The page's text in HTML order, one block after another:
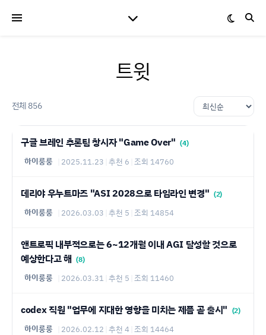
트윗
전체 856
구글 브레인 추론팀 창시자 "Game Over" (4)
하이룽룽 2025.11.23 추천 6 조회 14760
데리야 우누트마즈 "ASI 2028으로 타임라인 변경" (2)
하이룽룽 2026.03.03 추천 5 조회 14854
앤트로픽 내부적으로는 6~12개월 이내 AGI 달성할 것으로
예상한다고 해 (8)
하이룽룽 2026.03.31 추천 5 조회 11460
codex 직원 "업무에 지대한 영향을 미치는 제픔 곧 출시" (2)
하이룽룽 2026.02.12 추천 4 조회 14464